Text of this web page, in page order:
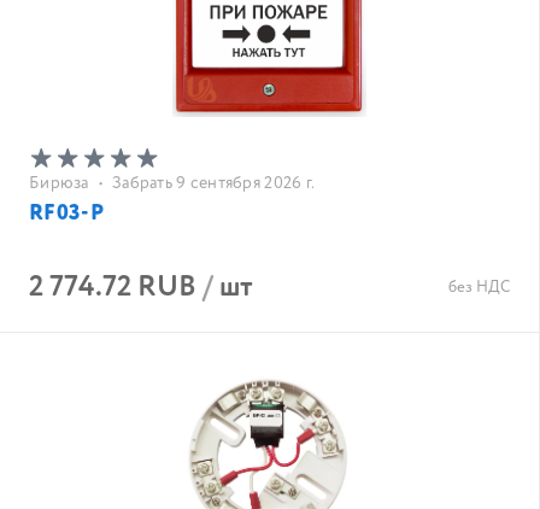
Бирюза • Забрать 9 сентября 2026 г.
RF03-Р
2 774.72 RUB/шт без НДС